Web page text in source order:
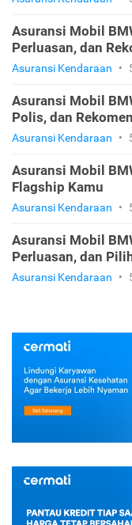
Asuransi Mobil
Perluasan, dan
Asuransi Kendaraan •
Asuransi Mobil
Polis, dan
Asuransi Kendaraan •
Asuransi Mobil
Flagship Kamu
Asuransi Kendaraan •
Asuransi Mobil
Perluasan, dan
Asuransi Kendaraan •